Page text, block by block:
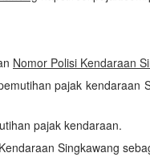
Nomor Polisi Kendaraan
pajak
pajak kendaraan.
Singkawang